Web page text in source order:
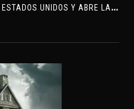
U
N METEORO EXPLOTA SOBRE ESTADOS UNIDOS Y ABRE LA PISTA DE POLAR-IM, UN POSIBLE VISITANTE INTERESTELAR